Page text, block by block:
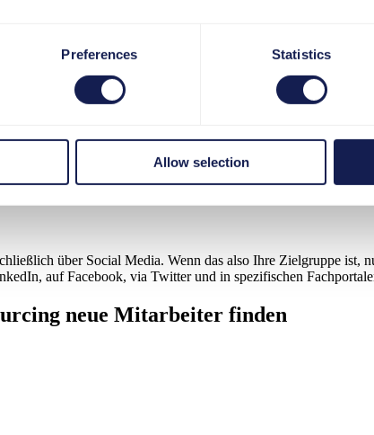
Preferences Statistics
Allow selection
als Unternehmen gesehen werden? Was soll Ihre
desto höher sind Ihre Erfolgschancen. Informatiker brauchen
ist. Die Möglichkeiten, Ihr Image mit unterschiedlichsten
Sprechen Sie mit einer Stimme. Zu den vielen Kanälen, die
Recruiting-Messen oder Besuche an Hochschulen,
über Social Media. Wenn das also Ihre Zielgruppe ist,
auf Facebook, via Twitter und in spezifischen
neue Mitarbeiter finden